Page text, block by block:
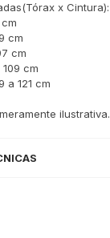
x Cintura):
cm
cm
109 cm
a 121 cm
ilustrativa.